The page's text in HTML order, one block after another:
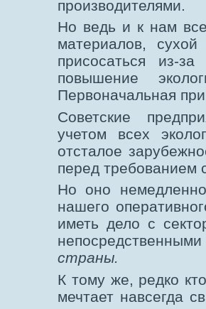
производителями.
Но ведь и к нам
материалов,
присосаться из-
повышение
Первоначальная
Советские
учетом всех
отсталое
перед требованием
Но оно
нашего
иметь дело с
страны.
К тому же, редко
мечтает навсегда